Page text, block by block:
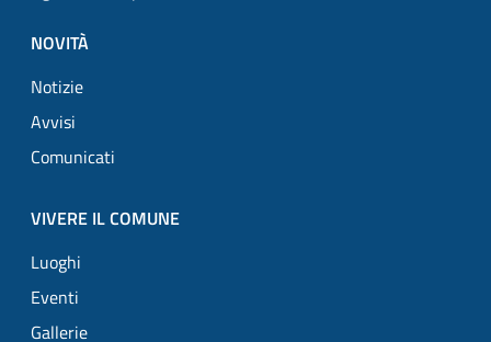
NOVITÀ
Notizie
Avvisi
Comunicati
VIVERE IL COMUNE
Luoghi
Eventi
Gallerie